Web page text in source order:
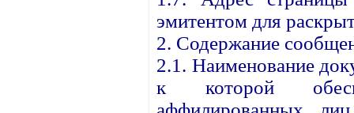
эмитентом для
2. Содержание
2.1. Наименование
к которой